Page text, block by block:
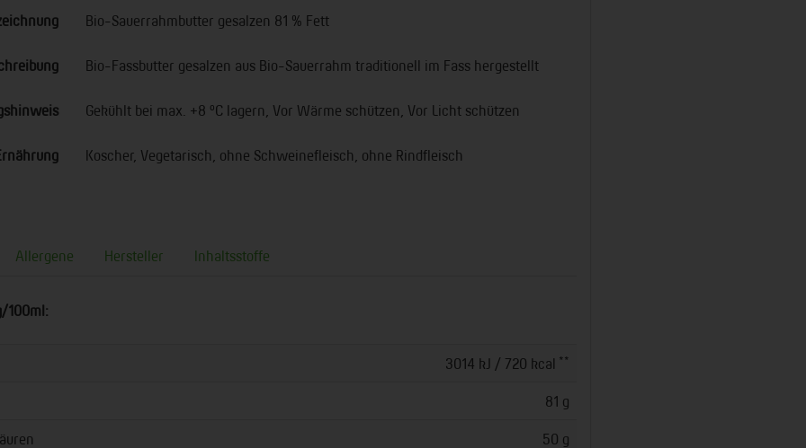
Bio-Sauerrahmbutter gesalzen 81 % Fett
Bio-Fassbutter gesalzen aus Bio-Sauerrahm traditionell im Fass hergestellt
Gekühlt bei max. +8 °C lagern, Vor Wärme schützen, Vor Licht schützen
Koscher, Vegetarisch, ohne Schweinefleisch, ohne Rindfleisch
Allergene Hersteller Inhaltsstoffe
100ml:
3014 kJ / 720 kcal **
81 g
50 g